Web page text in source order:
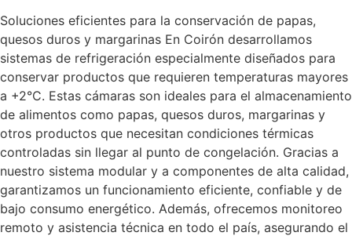
Soluciones eficientes para la conservación de papas,
quesos duros y margarinas En Coirón desarrollamos
sistemas de refrigeración especialmente diseñados para
conservar productos que requieren temperaturas mayores
a +2°C. Estas cámaras son ideales para el almacenamiento
de alimentos como papas, quesos duros, margarinas y
otros productos que necesitan condiciones térmicas
controladas sin llegar al punto de congelación. Gracias a
nuestro sistema modular y a componentes de alta calidad,
garantizamos un funcionamiento eficiente, confiable y de
bajo consumo energético. Además, ofrecemos monitoreo
remoto y asistencia técnica en todo el país, asegurando el